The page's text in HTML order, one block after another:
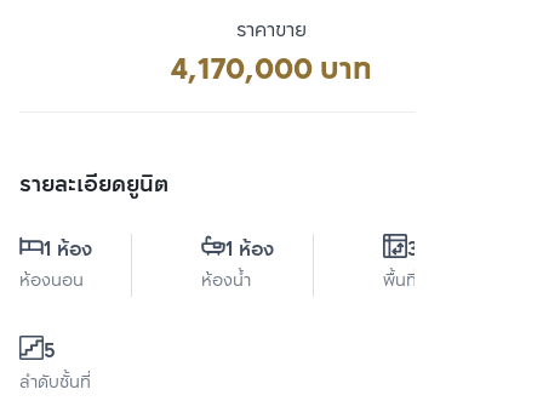
ราคาขาย
4,170,000 บาท
รายละเอียดยูนิต
1 ห้อง
ห้องนอน
1 ห้อง
ห้องน้ำ
38 ตร.ม.
พื้นที่ใช้สอย
5
ลำดับชั้นที่